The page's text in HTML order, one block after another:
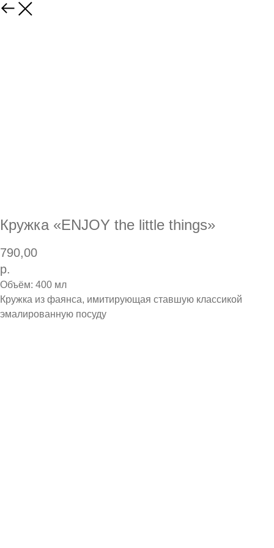
Кружка «ENJOY the little things»
790,00
р.
Объём: 400 мл
Кружка из фаянса, имитирующая ставшую классикой
эмалированную посуду